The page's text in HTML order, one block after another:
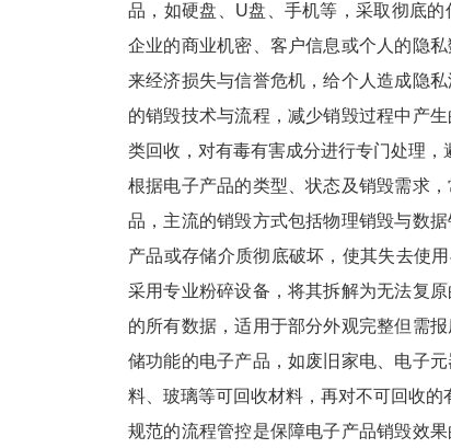
品，如硬盘、U盘、手机等，采取彻底
企业的商业机密、客户信息或个人的隐
来经济损失与信誉危机，给个人造成隐
的销毁技术与流程，减少销毁过程中产
类回收，对有毒有害成分进行专门处理，
根据电子产品的类型、状态及销毁需求
品，主流的销毁方式包括物理销毁与数
产品或存储介质彻底破坏，使其失去使
采用专业粉碎设备，将其拆解为无法复
的所有数据，适用于部分外观完整但需
储功能的电子产品，如废旧家电、电子
料、玻璃等可回收材料，再对不可回收的
规范的流程管控是保障电子产品销毁效